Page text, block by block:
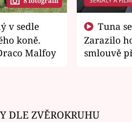
koně.
Malfoy
Zarazilo
smlouvě
DLE ZVĚROKRUHU